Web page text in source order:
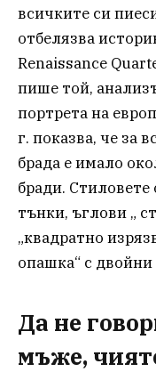
всичките си
отбелязва
Renaissance
пише той,
портрета на
г. показва, че за
брада е имало
бради.
тънки, ъглови „
„квадратно
опашка“ с
Да не
мъже,